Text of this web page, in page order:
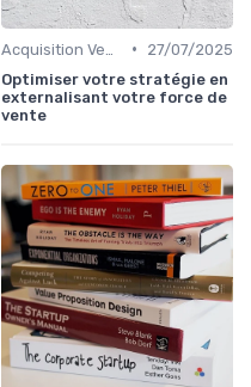
•
27/07/2025
Optimiser votre stratégie en
externalisant votre force de
vente